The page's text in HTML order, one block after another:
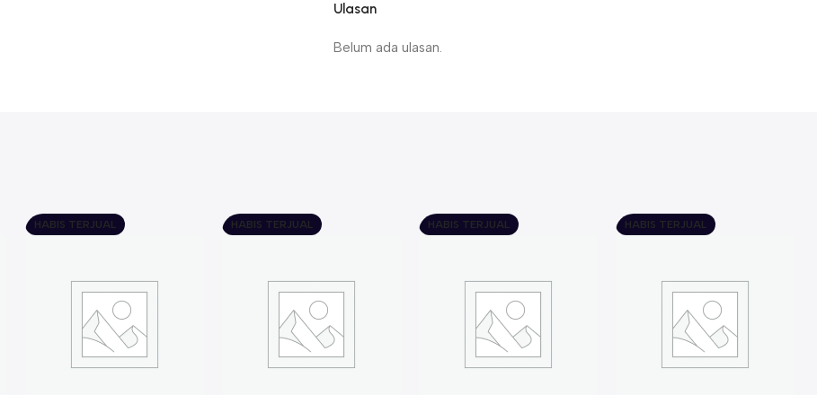
Ulasan
Belum ada ulasan.
HABIS TERJUAL HABIS TERJUAL HABIS TERJUAL HABIS TERJUAL